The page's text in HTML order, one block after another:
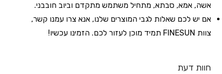
אשה, אמא, סבתא, מתחיל משתמש מתקדם וביוב חובבני.
אם יש לכם שאלות לגבי המוצרים שלנו, אנא צרו עמנו קשר,
צוות FINESUN תמיד מוכן לעזור לכם. הזמינו עכשיו!
חוות דעת